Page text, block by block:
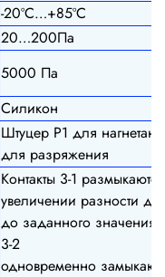
-20ºС…+85ºС
20…200Па
5000 Па
Силикон
Штуцер Р1 для
для разряжения
Контакты 3-1
увеличении разности
до заданного значения,
3-2
одновременно